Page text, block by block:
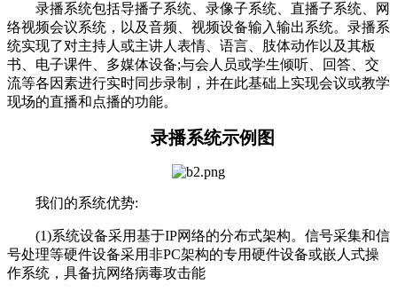
录播系统包括导播子系统、录像子系统、直播子系统、网
络视频会议系统，以及音频、视频设备输入输出系统。录播系
统实现了对主持人或主讲人表情、语言、肢体动作以及其板
书、电子课件、多媒体设备;与会人员或学生倾听、回答、交
流等各因素进行实时同步录制，并在此基础上实现会议或教学
现场的直播和点播的功能。
录播系统示例图
我们的系统优势:
(1)系统设备采用基于IP网络的分布式架构。信号采集和信
号处理等硬件设备采用非PC架构的专用硬件设备或嵌人式操
作系统，具备抗网络病毒攻击能